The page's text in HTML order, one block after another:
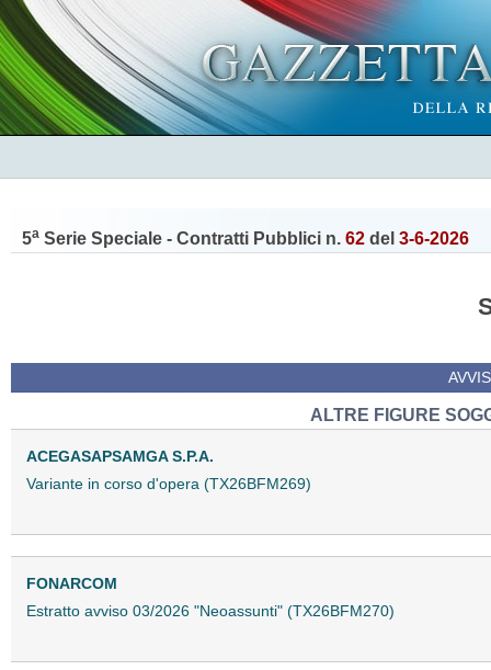
5a Serie Speciale - Contratti Pubblici n. 62 del 3-6-2026
ALTRE FIGURE
ACEGASAPSAMGA S.P.A.
Variante in corso d'opera (TX26BFM269)
FONARCOM
Estratto avviso 03/2026 "Neoassunti" (TX26BFM270)